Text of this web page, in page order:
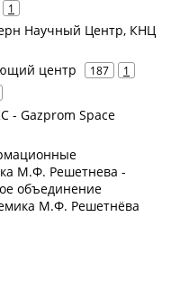
1
Научный Центр, КНЦ
центр 187 1
- Gazprom Space
М.Ф. Решетнева -
объединение
М.Ф. Решетнёва